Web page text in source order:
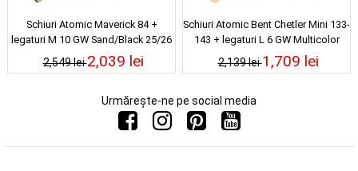
Schiuri Atomic Maverick 84 +
legaturi M 10 GW Sand/Black 25/26
2,549 lei2,039 lei
Schiuri Atomic Bent Chetler Mini 133-
143 + legaturi L 6 GW Multicolor
25/26
2,139 lei1,709 lei
Urmărește-ne pe social media